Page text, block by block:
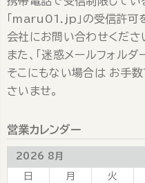
「maru01.jp」の受信許可
会社にお問い合わせくださ
また、「迷惑メールフォルダ
そこにもない場合は お手
さいませ。
営業カレンダー
2026 8月
日 月 火